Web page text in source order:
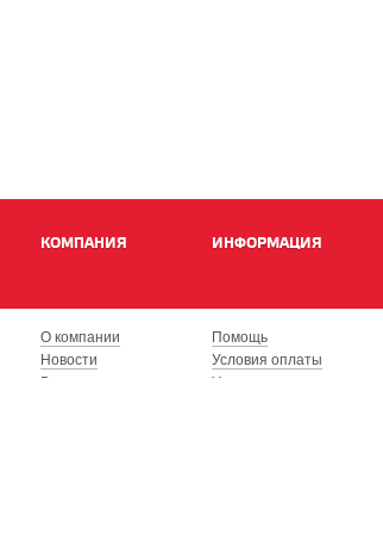
КОМПАНИЯ ИНФОРМАЦИЯ
О компании
Новости
Вакансии
Помощь
Условия оплаты
Условия доставки